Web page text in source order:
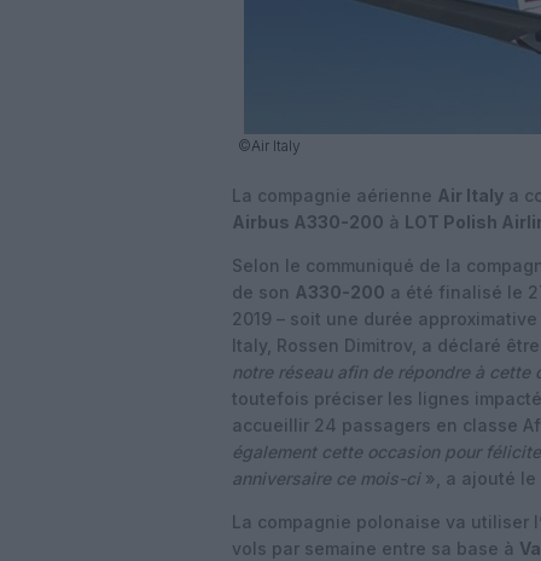
©Air Italy
La compagnie aérienne Air Italy a
Airbus A330-200 à LOT Polish
Selon le communiqué de la
de son A330-200 a été finalisé le
2019 – soit une durée
Italy, Rossen Dimitrov, a déclaré être
notre réseau afin de répondre à
toutefois préciser les lignes
accueillir 24 passagers en classe
également cette occasion pour
anniversaire ce mois-ci», a ajouté le
La compagnie polonaise va utiliser
vols par semaine entre sa base à